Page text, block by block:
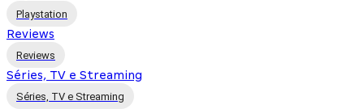
Playstation
Reviews
Reviews
Séries, TV e Streaming
Séries, TV e Streaming